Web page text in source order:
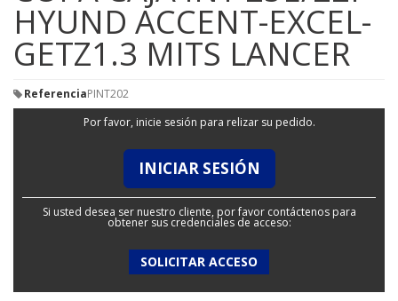
HYUND ACCENT-EXCEL-
GETZ1.3 MITS LANCER
ReferenciaPINT202
Por favor, inicie sesión para relizar su pedido.
INICIAR SESIÓN
Si usted desea ser nuestro cliente, por favor contáctenos para
obtener sus credenciales de acceso:
SOLICITAR ACCESO